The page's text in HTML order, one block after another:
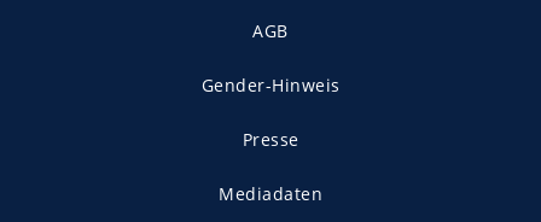
AGB
Gender-Hinweis
Presse
Mediadaten